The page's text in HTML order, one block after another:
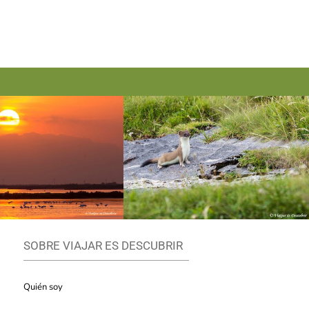
SOBRE VIAJAR ES DESCUBRIR
Quién soy